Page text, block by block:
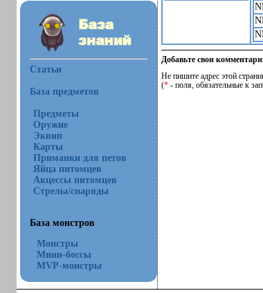
Статьи
База предметов
Предметы
Оружие
Эквип
Карты
Приманки для петов
Яйца питомцев
Акцессы питомцев
Стрелы/снаряды
База монстров
Монстры
Мини-боссы
MVP-монстры
Добавьте свои
Не пишите адрес этой
(*- поля, обязательные к